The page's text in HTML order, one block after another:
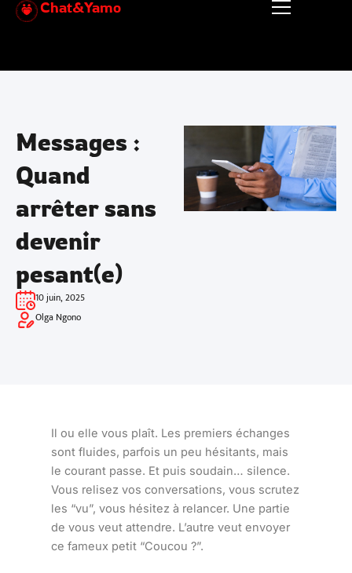
Aller
Chat&Yamo
Messages :
Quand
arrêter sans
devenir
pesant(e)
10 juin, 2025
Olga Ngono
Il ou elle vous plaît. Les premiers échanges
sont fluides, parfois un peu hésitants, mais
le courant passe. Et puis soudain… silence.
Vous relisez vos conversations, vous scrutez
les “vu”, vous hésitez à relancer. Une partie
de vous veut attendre. L’autre veut envoyer
ce fameux petit “Coucou ?”.